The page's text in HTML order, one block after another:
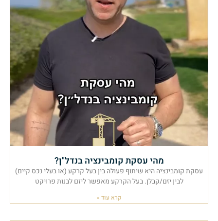
מהי עסקת קומבינציה בנדל"ן?
עסקת קומבינציה היא שיתוף פעולה בין בעל קרקע (או בעלי נכס קיים)
לבין יזם/קבלן. בעל הקרקע מאפשר ליזם לבנות פרויקט
קרא עוד »